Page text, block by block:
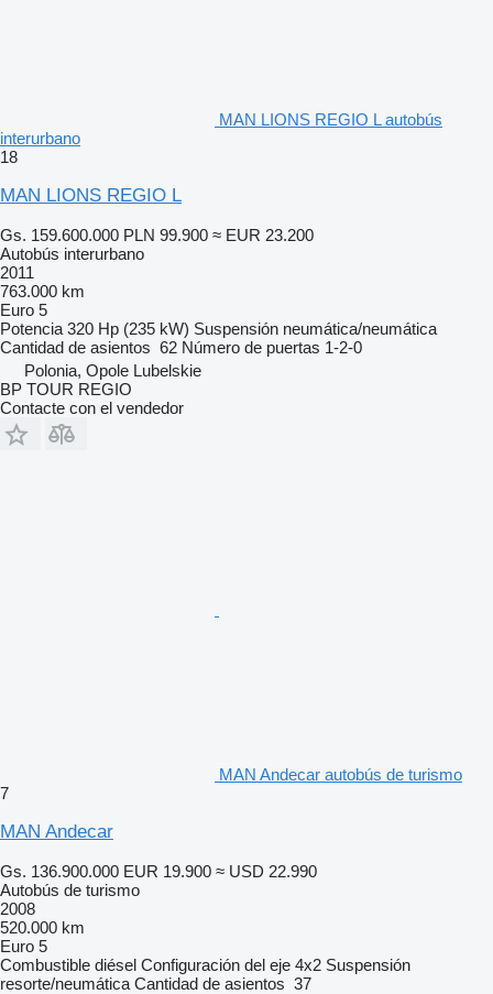
MAN LIONS REGIO L autobús
interurbano
18
MAN LIONS REGIO L
Gs. 159.600.000 PLN 99.900 ≈ EUR 23.200
Autobús interurbano
2011
763.000 km
Euro 5
Potencia 320 Hp (235 kW) Suspensión neumática/neumática
Cantidad de asientos 62 Número de puertas 1-2-0
Polonia, Opole Lubelskie
BP TOUR REGIO
Contacte con el vendedor
MAN Andecar autobús de turismo
7
MAN Andecar
Gs. 136.900.000 EUR 19.900 ≈ USD 22.990
Autobús de turismo
2008
520.000 km
Euro 5
Combustible diésel Configuración del eje 4x2 Suspensión
resorte/neumática Cantidad de asientos 37